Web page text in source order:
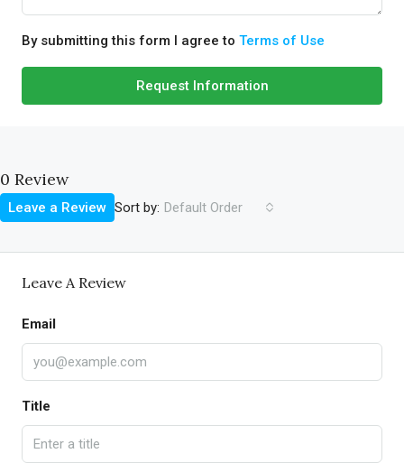
By submitting this form I agree to Terms of Use
Request Information
0 Review
Sort by: Default Order
Leave a Review
Leave A Review
Email
Title